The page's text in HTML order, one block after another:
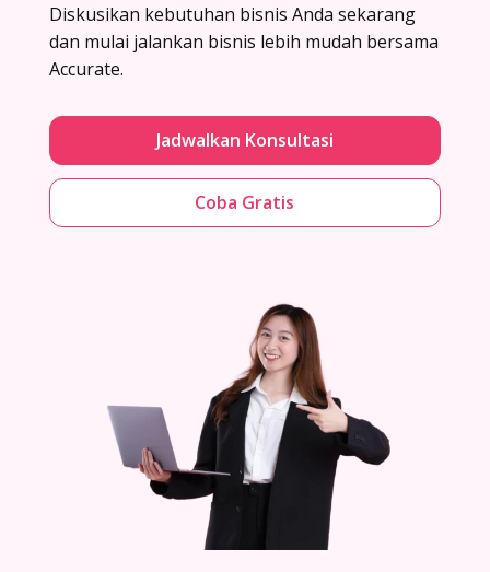
Diskusikan kebutuhan bisnis Anda sekarang
dan mulai jalankan bisnis lebih mudah bersama
Accurate.
Jadwalkan Konsultasi
Coba Gratis